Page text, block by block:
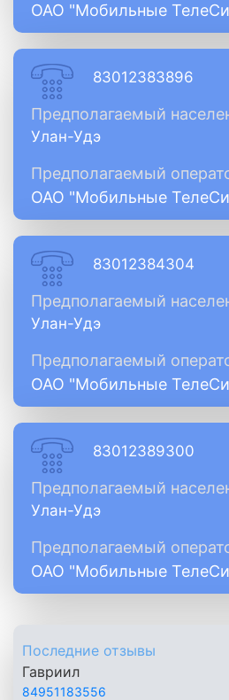
ОАО "Мобильные
83012383896
Предполагаемый
Улан-Удэ
Предполагаемый
ОАО "Мобильные
83012384304
Предполагаемый
Улан-Удэ
Предполагаемый
ОАО "Мобильные
83012389300
Предполагаемый
Улан-Удэ
Предполагаемый
ОАО "Мобильные
Последние отзывы
Гавриил
84951183556